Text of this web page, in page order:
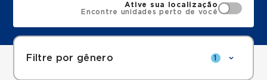
Ative sua localização
Encontre unidades perto de você
Filtre por gênero 1